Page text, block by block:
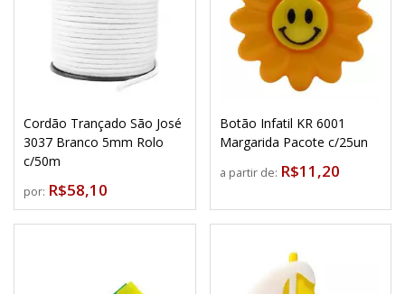
Cordão Trançado São José
3037 Branco 5mm Rolo
c/50m
por: R$58,10
Botão Infatil KR 6001
Margarida Pacote c/25un
a partir de: R$11,20